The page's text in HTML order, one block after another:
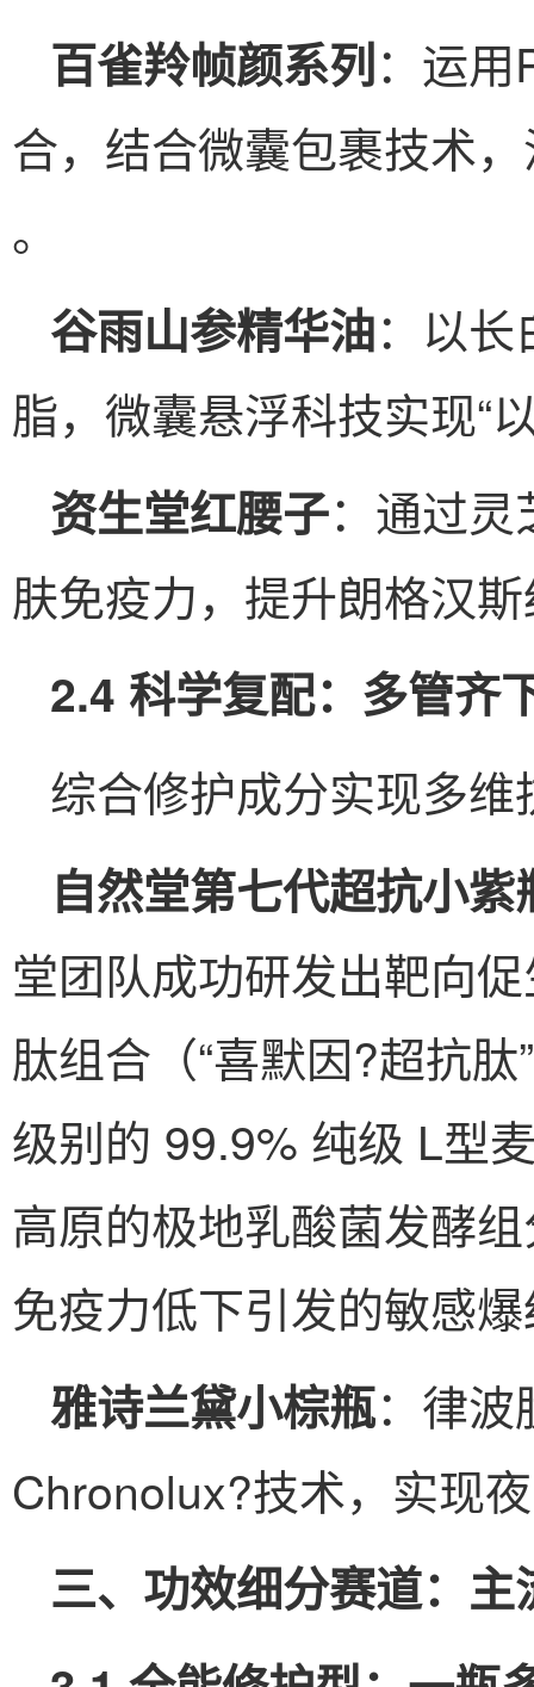
百雀羚帧颜系列：运
合，结合微囊包裹技术
。
谷雨山参精华油：以
脂，微囊悬浮科技实现“
资生堂红腰子：通过
肤免疫力，提升朗格汉
2.4 科学复配：多管齐
综合修护成分实现多维
自然堂第七代超抗小紫
堂团队成功研发出靶向
肽组合（“喜默因?超抗
级别的 99.9% 纯级 L型
高原的极地乳酸菌发酵
免疫力低下引发的敏感
雅诗兰黛小棕瓶：律
Chronolux?技术，实现
三、功效细分赛道：